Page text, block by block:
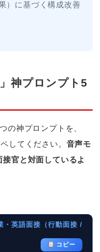
に基づく構成改善
神プロンプト5
の神プロンプトを、
してください。 音声モ
官と対面しているよ
英語面接（行動面接 /
コピー